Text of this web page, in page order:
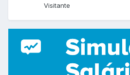
Visitante